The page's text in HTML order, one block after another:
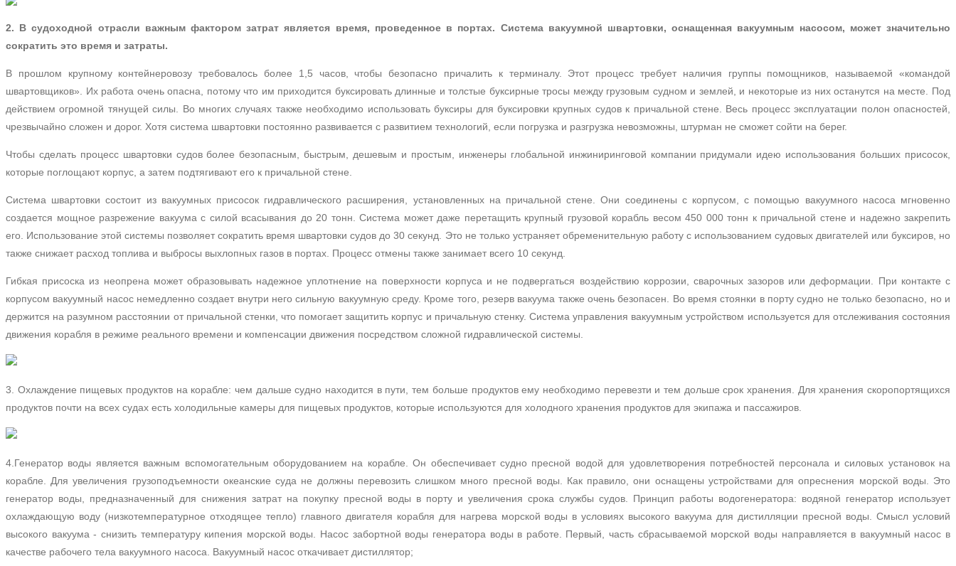
2. В судоходной отрасли важным фактором затрат является время, проведенное в портах. Система вакуумной швартовки, оснащенная вакуумным насосом, может значительно
сократить это время и затраты.
В прошлом крупному контейнеровозу требовалось более 1,5 часов, чтобы безопасно причалить к терминалу. Этот процесс требует наличия группы помощников, называемой «командой
швартовщиков». Их работа очень опасна, потому что им приходится буксировать длинные и толстые буксирные тросы между грузовым судном и землей, и некоторые из них останутся на месте. Под
действием огромной тянущей силы. Во многих случаях также необходимо использовать буксиры для буксировки крупных судов к причальной стене. Весь процесс эксплуатации полон опасностей,
чрезвычайно сложен и дорог. Хотя система швартовки постоянно развивается с развитием технологий, если погрузка и разгрузка невозможны, штурман не сможет сойти на берег.
Чтобы сделать процесс швартовки судов более безопасным, быстрым, дешевым и простым, инженеры глобальной инжиниринговой компании придумали идею использования больших присосок,
которые поглощают корпус, а затем подтягивают его к причальной стене.
Система швартовки состоит из вакуумных присосок гидравлического расширения, установленных на причальной стене.Они соединены с корпусом, с помощью вакуумного насоса мгновенно
создается мощное разрежение вакуума с силой всасывания до 20 тонн. Система может даже перетащить крупный грузовой корабль весом 450 000 тонн к причальной стене и надежно закрепить
его. Использование этой системы позволяет сократить время швартовки судов до 30 секунд. Это не только устраняет обременительную работу с использованием судовых двигателей или буксиров, но
также снижает расход топлива и выбросы выхлопных газов в портах. Процесс отмены также занимает всего 10 секунд.
Гибкая присоска из неопрена может образовывать надежное уплотнение на поверхности корпуса и не подвергаться воздействию коррозии, сварочных зазоров или деформации. При контакте с
корпусом вакуумный насос немедленно создает внутри него сильную вакуумную среду. Кроме того, резерв вакуума также очень безопасен. Во время стоянки в порту судно не только безопасно, но и
держится на разумном расстоянии от причальной стенки, что помогает защитить корпус и причальную стенку. Система управления вакуумным устройством используется для отслеживания состояния
движения корабля в режиме реального времени и компенсации движения посредством сложной гидравлической системы.
3. Охлаждение пищевых продуктов на корабле: чем дальше судно находится в пути, тем больше продуктов ему необходимо перевезти и тем дольше срок хранения. Для хранения скоропортящихся
продуктов почти на всех судах есть холодильные камеры для пищевых продуктов, которые используются для холодного хранения продуктов для экипажа и пассажиров.
4.Генератор воды является важным вспомогательным оборудованием на корабле.Он обеспечивает судно пресной водой для удовлетворения потребностей персонала и силовых установок на
корабле.Для увеличения грузоподъемности океанские суда не должны перевозить слишком много пресной воды. Как правило, они оснащены устройствами для опреснения морской воды. Это
генератор воды, предназначенный для снижения затрат на покупку пресной воды в порту и увеличения срока службы судов. Принцип работы водогенератора: водяной генератор использует
охлаждающую воду (низкотемпературное отходящее тепло) главного двигателя корабля для нагрева морской воды в условиях высокого вакуума для дистилляции пресной воды.Смысл условий
высокого вакуума - снизить температуру кипения морской воды. Насос забортной воды генератора воды в работе. Первый, часть сбрасываемой морской воды направляется в вакуумный насос в
качестве рабочего тела вакуумного насоса. Вакуумный насос откачивает дистиллятор;